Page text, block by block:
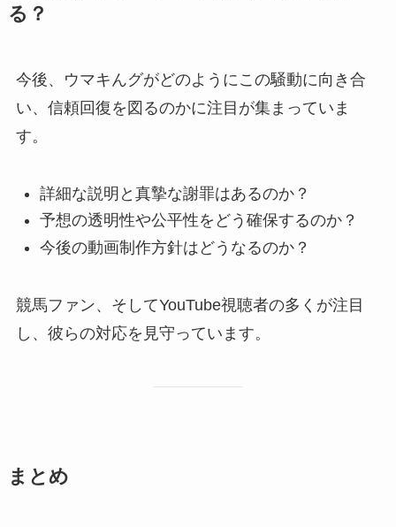
る？
今後、ウマキんグがどのようにこの騒動に向き合
い、信頼回復を図るのかに注目が集まっていま
す。
詳細な説明と真摯な謝罪はあるのか？
予想の透明性や公平性をどう確保するのか？
今後の動画制作方針はどうなるのか？
競馬ファン、そしてYouTube視聴者の多くが注目
し、彼らの対応を見守っています。
まとめ